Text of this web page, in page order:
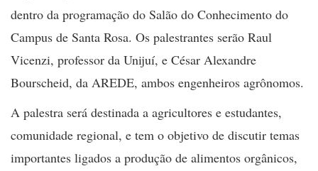
dentro da programação do Salão do Conhecimento do
Campus de Santa Rosa. Os palestrantes serão Raul
Vicenzi, professor da Unijuí, e César Alexandre
Bourscheid, da AREDE, ambos engenheiros agrônomos.
A palestra será destinada a agricultores e estudantes,
comunidade regional, e tem o objetivo de discutir temas
importantes ligados a produção de alimentos orgânicos,